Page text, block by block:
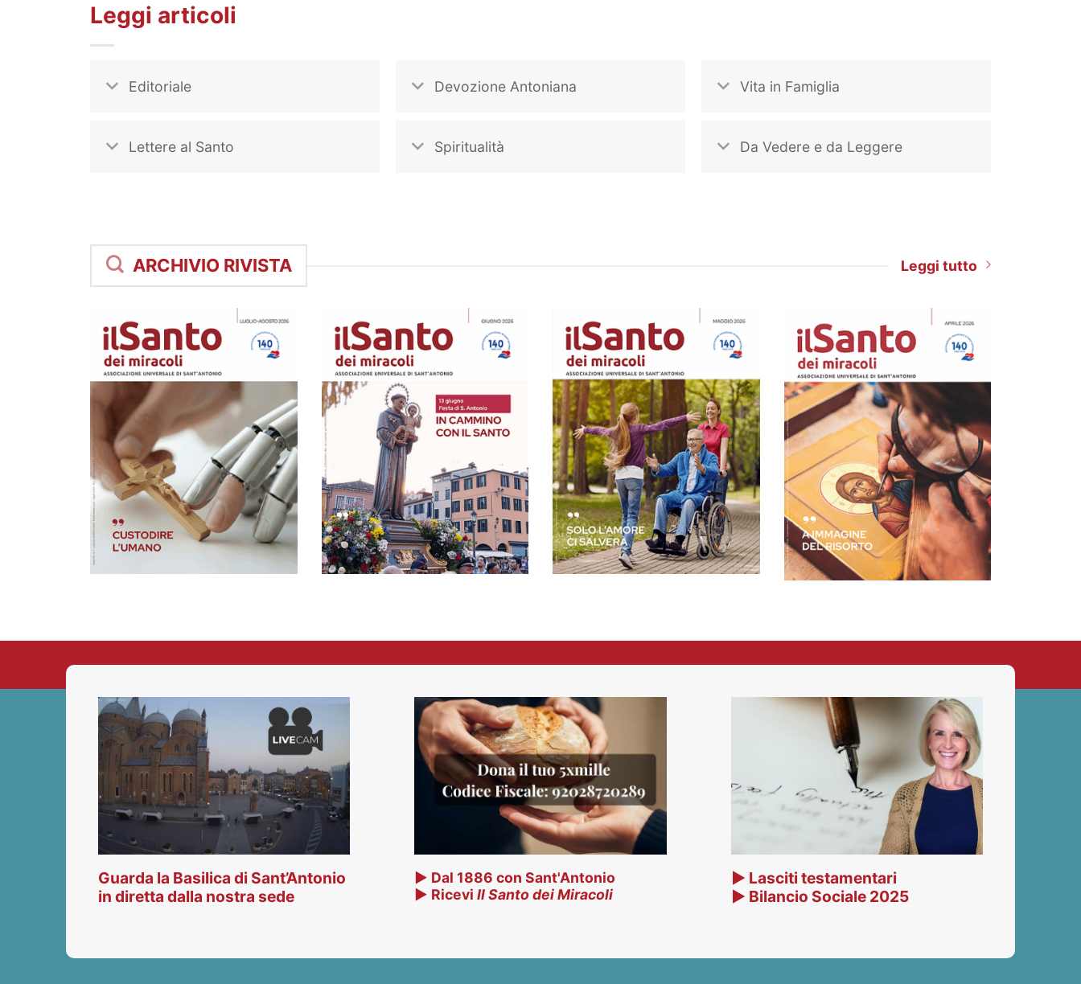
Leggi articoli
Editoriale
Lettere al Santo
Devozione Antoniana
Spiritualità
Vita in Famiglia
Da Vedere e da Leggere
ARCHIVIO RIVISTA Leggi tutto
Guarda la Basilica di Sant’Antonio
in diretta dalla nostra sede
▶ Dal 1886 con Sant'Antonio
▶ RiceviIl Santo dei Miracoli
▶ Lasciti testamentari
▶ Bilancio Sociale 2025